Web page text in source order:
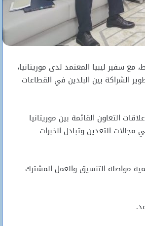
، مع سفير ليبيا المعتمد لدى موريتانيا،
الشراكة بين البلدين في القطاعات
التعاون القائمة بين موريتانيا
التعدين وتبادل الخبرات
مواصلة التنسيق والعمل المشترك
.